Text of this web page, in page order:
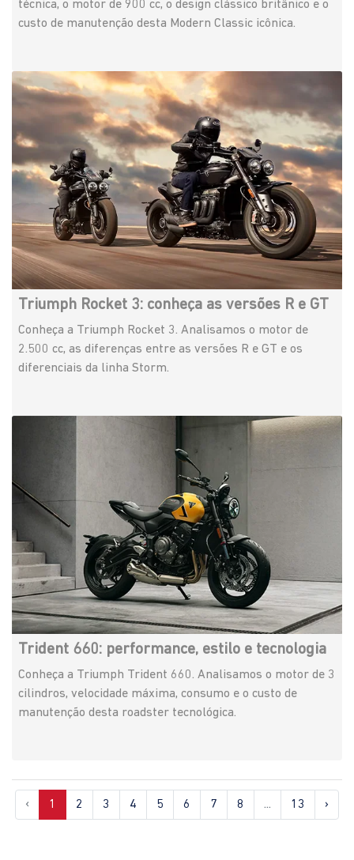
técnica, o motor de 900 cc, o design clássico britânico e o
custo de manutenção desta Modern Classic icônica.
Triumph Rocket 3: conheça as versões R e GT
Conheça a Triumph Rocket 3. Analisamos o motor de
2.500 cc, as diferenças entre as versões R e GT e os
diferenciais da linha Storm.
Trident 660: performance, estilo e tecnologia
Conheça a Triumph Trident 660. Analisamos o motor de 3
cilindros, velocidade máxima, consumo e o custo de
manutenção desta roadster tecnológica.
‹ 1 2 3 4 5 6 7 8 ... 13 ›